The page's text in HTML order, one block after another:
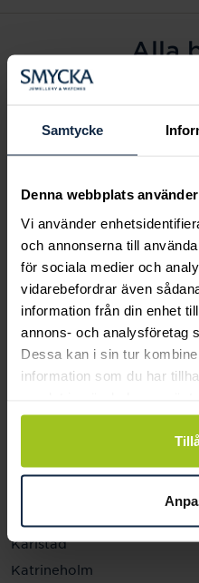
Samtycke
Denna webbplats
Vi använder
och annonserna till
för sociala medier och
vidarebefordrar även
information från din enhet
annons- och analysföretag
Dessa kan i sin tur
information som du har
Alla
Alingsås
Arvidsjaur
Eksjö
Fagersta
Farsta
Gävle
Halmstad
Halmstad Hallarna
Haninge
Helsingborg
Jönköping
Karlstad
Katrineholm